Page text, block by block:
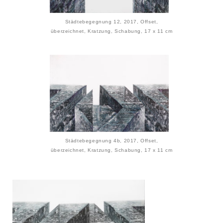
Städtebegegnung 12, 2017, Offset,
überzeichnet, Kratzung, Schabung, 17 x 11 cm
Städtebegegnung 4b, 2017, Offset,
überzeichnet, Kratzung, Schabung, 17 x 11 cm